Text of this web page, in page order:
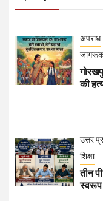
अपराध
की
उत्तर
शिक्षा
तीन
स्वरूप